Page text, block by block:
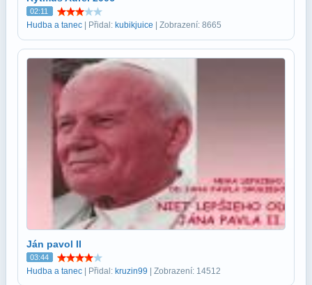
02:11
Hudba a tanec | Přidal: kubikjuice | Zobrazení: 8665
Ján pavol II
03:44
Hudba a tanec | Přidal: kruzin99 | Zobrazení: 14512